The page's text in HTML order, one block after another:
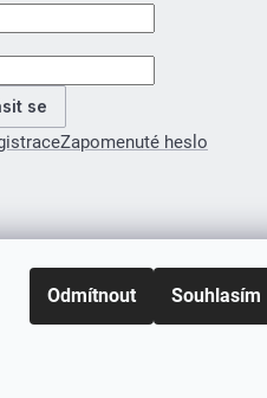
Odmítnout Souhlasím
u
se
Zapomenuté heslo